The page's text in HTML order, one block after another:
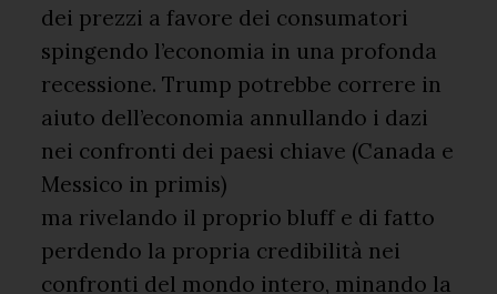
dei prezzi a favore dei consumatori
spingendo l’economia in una profonda
recessione. Trump potrebbe correre in
aiuto dell’economia annullando i dazi
nei confronti dei paesi chiave (Canada e
Messico in primis)
ma rivelando il proprio bluff e di fatto
perdendo la propria credibilità nei
confronti del mondo intero, minando la